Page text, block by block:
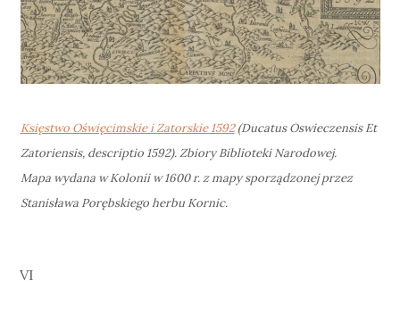
Księstwo Oświęcimskie i Zatorskie 1592(Ducatus Oswieczensis Et
Zatoriensis, descriptio 1592). Zbiory Biblioteki Narodowej.
Mapa wydana w Kolonii w 1600 r. z mapy sporządzonej przez
Stanisława Porębskiego herbu Kornic.
VI